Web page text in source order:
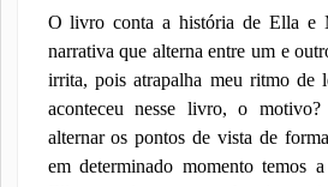
O livro conta a história de Ella e
narrativa que alterna entre um e
irrita, pois atrapalha meu ritmo de
aconteceu nesse livro, o
alternar os pontos de vista de
em determinado momento temos